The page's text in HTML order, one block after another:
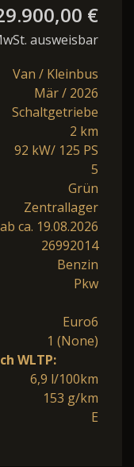
€
ausweisbar
Van / Kleinbus
Mär / 2026
Schaltgetriebe
2 km
92 kW/ 125 PS
5
Grün
Zentrallager
ab ca. 19.08.2026
26992014
Benzin
Pkw
Euro6
1 (None)
WLTP:
6,9 l/100km
153 g/km
E